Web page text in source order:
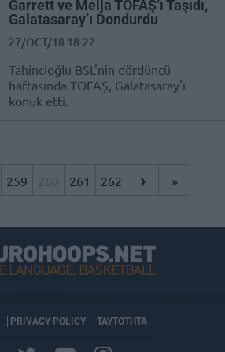
Garrett ve Meija TOFAŞ’ı Taşıdı,
Galatasaray’ı Dondurdu
27/OCT/18 18:22
Tahincioğlu BSL'nin dördüncü
haftasında TOFAŞ, Galatasaray'ı
konuk etti.
259 260 261 262 › »
PRIVACY POLICY ΤΑΥΤΟΤΗΤΑ